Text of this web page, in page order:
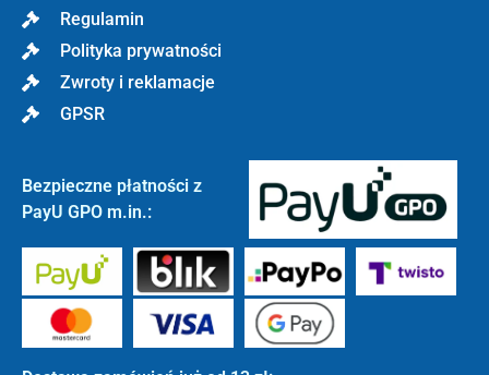
Regulamin
Polityka prywatności
Zwroty i reklamacje
GPSR
Bezpieczne płatności z
PayU GPO m.in.: